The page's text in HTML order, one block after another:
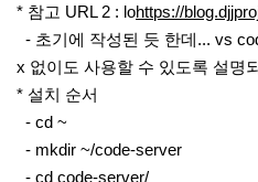
* 참고 URL 2 : lohttps://
- 초기에 작성된 듯 한데... vs
x 없이도 사용할 수 있도록 설명
* 설치 순서
- cd ~
- mkdir ~/code-server
- cd code-server/